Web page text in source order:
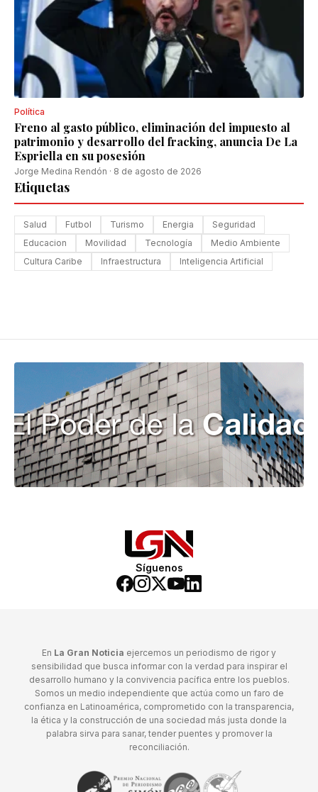
Política
Freno al gasto público, eliminación del impuesto al
patrimonio y desarrollo del fracking, anuncia De La
Espriella en su posesión
Jorge Medina Rendón · 8 de agosto de 2026
Etiquetas
Salud Futbol Turismo Energia
Seguridad
Educacion
Movilidad Tecnología
Medio Ambiente
Cultura Caribe
Infraestructura Inteligencia Artificial
Síguenos
En La Gran Noticia ejercemos un periodismo de rigor y
sensibilidad que busca informar con la verdad para inspirar el
desarrollo humano y la convivencia pacífica entre los pueblos.
Somos un medio independiente que actúa como un faro de
confianza en Latinoamérica, comprometido con la transparencia,
la ética y la construcción de una sociedad más justa donde la
palabra sirva para sanar, tender puentes y promover la
reconciliación.